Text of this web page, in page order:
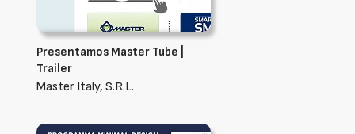
Presentamos Master Tube |
Trailer
Master Italy, S.R.L.